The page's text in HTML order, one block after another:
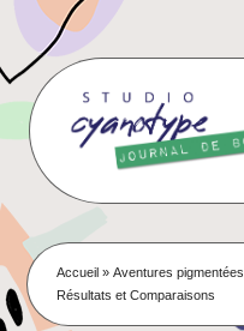
Skip
to
content
Accueil »Aventures pigmentées
Résultats et Comparaisons